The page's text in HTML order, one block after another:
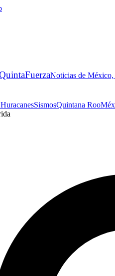
FuerzaNoticias de México,
SismosQuintana Roo